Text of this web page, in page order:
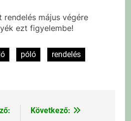
május végére
ezt figyelembe!
póló
rendelés
Következő: